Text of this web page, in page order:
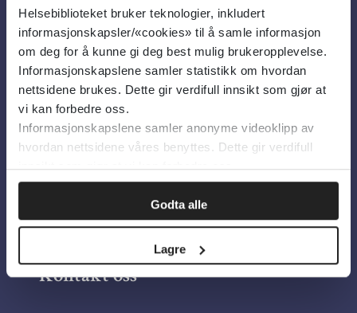
Helsebiblioteket bruker teknologier, inkludert
informasjonskapsler/«cookies» til å samle informasjon
om deg for å kunne gi deg best mulig brukeropplevelse.
Informasjonskapslene samler statistikk om hvordan
nettsidene brukes. Dette gir verdifull innsikt som gjør at
vi kan forbedre oss.
Informasjonskapslene samler anonyme videoklipp av
hvordan nettsidene våres benyttes. Dette gir verdifull
innsikt som gjør at vi kan forbedre oss.
Godta alle
Lagre
Om oss
Om Helsebiblioteket
Personvern og informasjonskapsler
Tilgjengelighetserklæring
Information in English
Bilder fra Colourbox.com
Kontakt oss